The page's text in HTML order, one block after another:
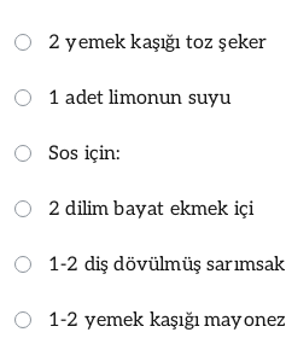
2 yemek kaşığı toz şeker
1 adet limonun suyu
Sos için:
2 dilim bayat ekmek içi
1-2 diş dövülmüş sarımsak
1-2 yemek kaşığı mayonez